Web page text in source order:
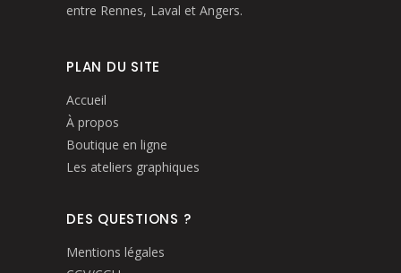
entre Rennes, Laval et Angers.
PLAN DU SITE
Accueil
À propos
Boutique en ligne
Les ateliers graphiques
DES QUESTIONS ?
Mentions légales